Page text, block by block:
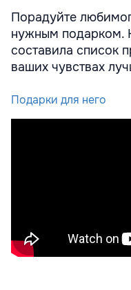
Порадуйте
нужным подарком.
составила список
ваших чувствах
Подарки для него